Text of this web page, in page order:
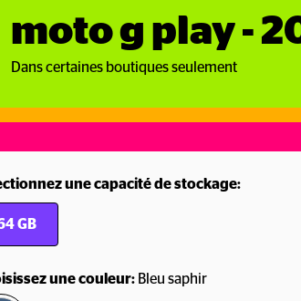
moto g play -
Dans certaines boutiques seulement
une capacité de stockage:
GB
une couleur: Bleu saphir